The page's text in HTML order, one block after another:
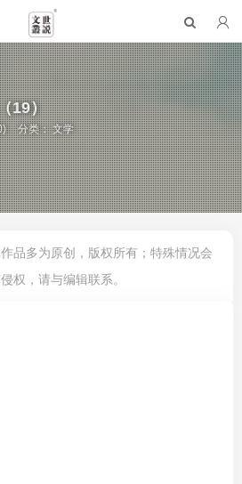
19）
分类：文学
品多为原创，版权所有；特殊情况会
权，请与编辑联系。